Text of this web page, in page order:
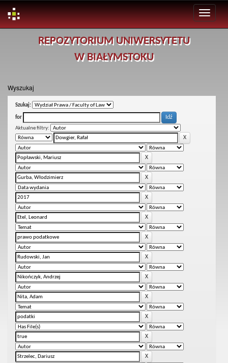
REPOZYTORIUM UNIWERSYTETU
W BIAŁYMSTOKU
Wyszukaj
Szukaj:
for
Aktualne filtry: